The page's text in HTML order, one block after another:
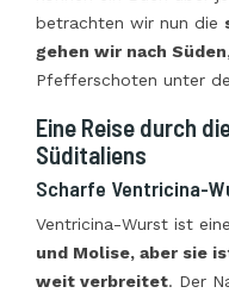
betrachten wir nun die
gehen wir nach Süden
Pfefferschoten unter
Eine Reise durch
Süditaliens
Scharfe Ventricina-
Ventricina-Wurst ist eine
und Molise, aber sie
weit verbreitet. Der